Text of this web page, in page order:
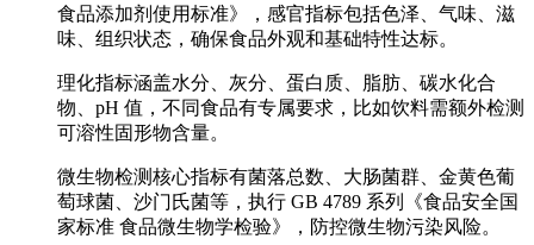
食品添加剂使用标准》，感官指标包括色泽、气味、滋
味、组织状态，确保食品外观和基础特性达标。
理化指标涵盖水分、灰分、蛋白质、脂肪、碳水化合
物、pH 值，不同食品有专属要求，比如饮料需额外检测
可溶性固形物含量。
微生物检测核心指标有菌落总数、大肠菌群、金黄色葡
萄球菌、沙门氏菌等，执行 GB 4789 系列《食品安全国
家标准 食品微生物学检验》，防控微生物污染风险。